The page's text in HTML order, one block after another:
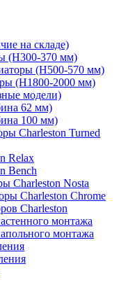
на складе)
(H300-370 мм)
(H500-570 мм)
(H1800-2000 мм)
модели)
62 мм)
100 мм)
Charleston Turned
Relax
Bench
Charleston Nosta
Charleston Chrome
Charleston
монтажа
монтажа